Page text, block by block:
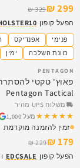
299 ₪
329 ₪
הפעל קופון
פנימי אפנדיקס
כוונת השלכה
ימין
SALE
PENTAGON
Pentagon Tactical
משלוח UPS מהיר
★★★★★
★★★★★ מעל 1,000
זמין להזמנה מוקדמת
179 ₪
229 ₪
הפעל קופון EDCSALE